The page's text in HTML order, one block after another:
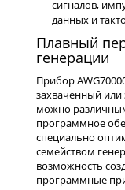
сигналов,
данных и
Плавный
генерации
Прибор
захваченный или
можно
программное
специально
семейством
возможность
программные